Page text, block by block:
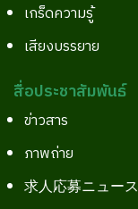
เกร็ดความรู้
เสียงบรรยาย
สื่อประชาสัมพันธ์
ข่าวสาร
ภาพถ่าย
求人応募ニュース